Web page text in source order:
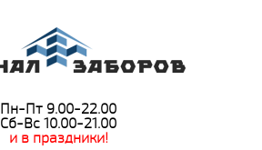
Пн-Пт 9.00-22.00
Сб-Вс 10.00-21.00
и в праздники!